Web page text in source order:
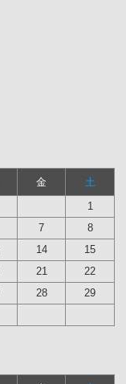
金
土
1
7
8
14
15
21
22
28
29